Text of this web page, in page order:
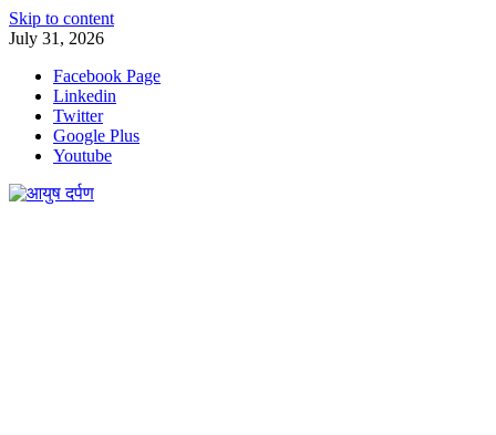
Skip to content
July 31, 2026
Facebook Page
Linkedin
Twitter
Google Plus
Youtube